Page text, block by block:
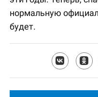
нормальную
будет.